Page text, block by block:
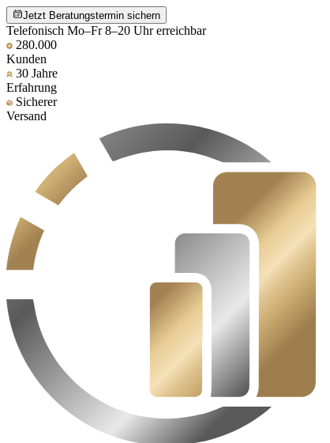
Jetzt Beratungstermin sichern
Telefonisch Mo–Fr 8–20 Uhr erreichbar
280.000
Kunden
30 Jahre
Erfahrung
Sicherer
Versand